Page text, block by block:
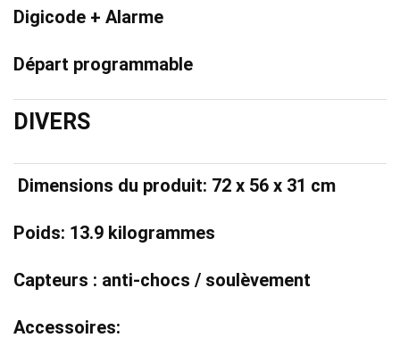
Digicode + Alarme
Départ programmable
DIVERS
Dimensions du produit: 72 x 56 x 31 cm
Poids: 13.9 kilogrammes
Capteurs : anti-chocs / soulèvement
Accessoires: